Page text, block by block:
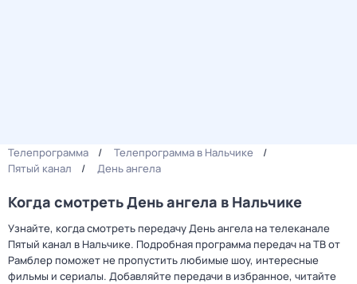
Телепрограмма
Телепрограмма в Нальчике
Пятый канал
День ангела
Когда смотреть День ангела в Нальчике
Узнайте, когда смотреть передачу День ангела на телеканале
Пятый канал в Нальчике. Подробная программа передач на ТВ от
Рамблер поможет не пропустить любимые шоу, интересные
фильмы и сериалы. Добавляйте передачи в избранное, читайте